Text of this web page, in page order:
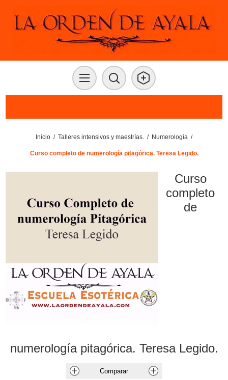
Inicio / Talleres intensivos y maestrías. / Numerología /
Curso completo de numerología pitagórica. Teresa Legido.
Curso
completo
de
numerología pitagórica. Teresa Legido.